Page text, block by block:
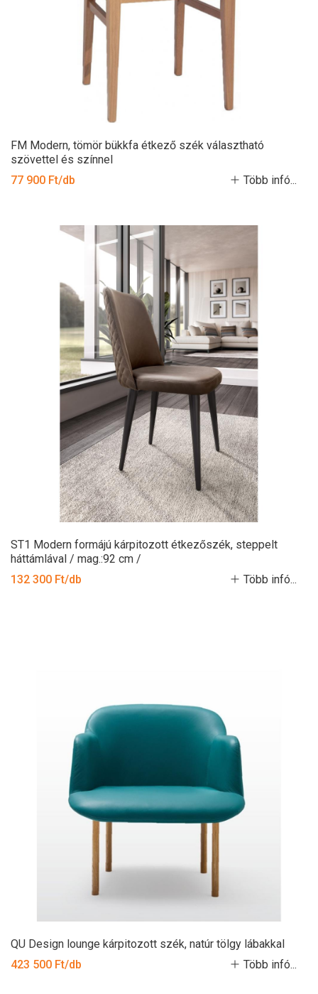
FM Modern, tömör bükkfa étkező szék választható
szövettel és színnel
77 900 Ft/db
Több infó...
ST1 Modern formájú kárpitozott étkezőszék, steppelt
háttámlával / mag.:92 cm /
132 300 Ft/db
Több infó...
QU Design lounge kárpitozott szék, natúr tölgy lábakkal
423 500 Ft/db
Több infó...